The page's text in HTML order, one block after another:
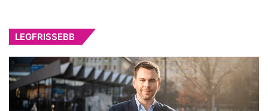
LEGFRISSEBB